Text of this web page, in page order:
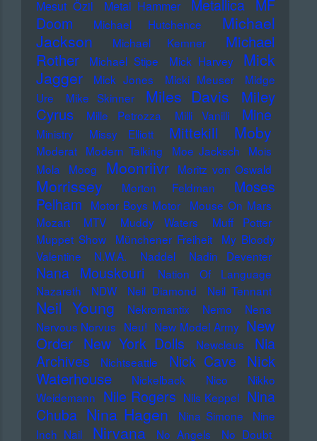
Mesut Özil
Metal Hammer Metallica MF
Doom
Michael Hutchence
Michael
Jackson
Michael Kemner
Michael
Rother
Michael Stipe Mick Harvey
Mick
Jagger
Mick Jones Micki Meuser
Midge
Ure
Mike Skinner Miles Davis
Miley
Cyrus
Mille Petrozza Milli Vanilli Mine
Ministry Missy Elliott Mittekill Moby
Moderat Modern Talking Moe Jacksch
Mois
Mola
Moog Moonriivr Moritz von Oswald
Morrissey Morton Feldman
Moses
Pelham
Motor Boys Motor
Mouse On Mars
Mozart
MTV Muddy Waters
Muff Potter
Muppet Show
Münchener Freiheit
My Bloody
Valentine
N.W.A. Naddel Nadin Deventer
Nana Mouskouri
Nation Of Language
Nazareth
NDW Neil Diamond Neil Tennant
Neil Young Nekromantix Nemo
Nena
Nervous Norvus Neu! New Model Army New
Order New York Dolls Newcleus
Nia
Archives
Nichtseattle Nick Cave
Nick
Waterhouse
Nickelback Nico
Nikko
Weidemann Nile Rogers Nils Keppel Nina
Chuba Nina Hagen Nina Simone
Nine
Inch Nail
Nirvana No Angels No Doubt